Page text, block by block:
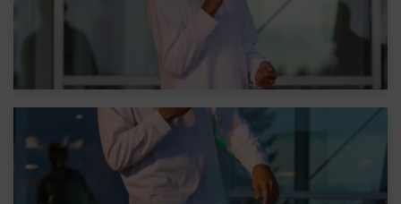
Whatsapp
Laste ja täiskasvanute treeningud